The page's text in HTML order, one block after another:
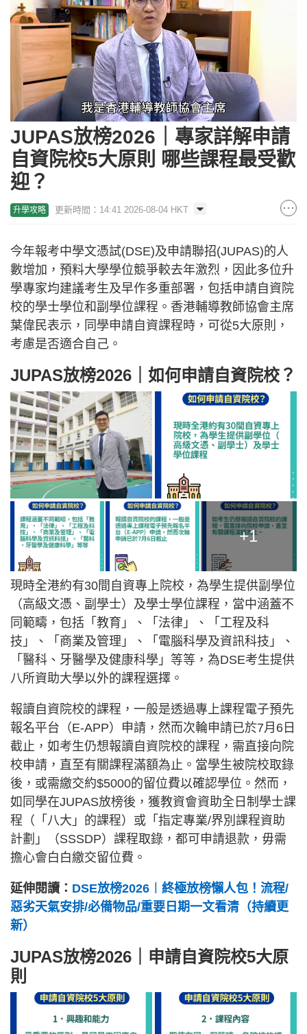
Loaded:
29.94%
JUPAS放榜2026｜專家詳解申請
自資院校5大原則 哪些課程最受歡
迎？
升學攻略 更新時間：14:41 2026-08-04 HKT
今年報考中學文憑試(DSE)及申請聯招(JUPAS)的人
數增加，預料大學學位競爭較去年激烈，因此多位升
學專家均建議考生及早作多重部署，包括申請自資院
校的學士學位和副學位課程。香港輔導教師協會主席
葉偉民表示，同學申請自資課程時，可從5大原則，
考慮是否適合自己。
JUPAS放榜2026｜如何申請自資院校？
+1
現時全港約有30間自資專上院校，為學生提供副學位
（高級文憑、副學士）及學士學位課程，當中涵蓋不
同範疇，包括「教育」、「法律」、「工程及科
技」、「商業及管理」、「電腦科學及資訊科技」、
「醫科、牙醫學及健康科學」等等，為DSE考生提供
八所資助大學以外的課程選擇。
報讀自資院校的課程，一般是透過專上課程電子預先
報名平台（E-APP）申請，然而次輪申請已於7月6日
截止，如考生仍想報讀自資院校的課程，需直接向院
校申請，直至有關課程滿額為止。當學生被院校取錄
後，或需繳交約$5000的留位費以確認學位。然而，
如同學在JUPAS放榜後，獲教資會資助全日制學士課
程（「八大」的課程）或「指定專業/界別課程資助
計劃」（SSSDP）課程取錄，都可申請退款，毋需
擔心會白白繳交留位費。
延伸閱讀： DSE放榜2026︱終極放榜懶人包！流程/
惡劣天氣安排/必備物品/重要日期一文看清（持續更
新）
JUPAS放榜2026｜申請自資院校5大原
則